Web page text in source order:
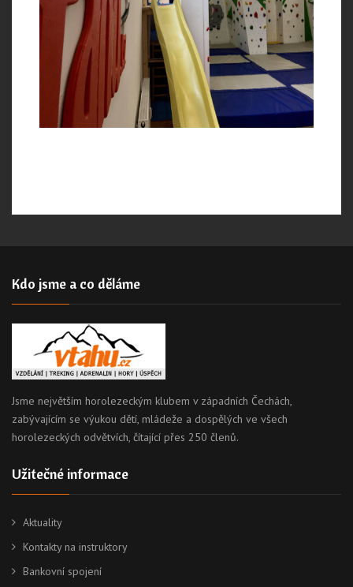
Kdo jsme a co děláme
Jsme největším horolezeckým klubem v západních Čechách,
zabývajícím se výukou dětí, mládeže a dospělých ve všech
horolezeckých odvětvích, čítající přes 250 členů.
Užitečné informace
Aktuality
Kontakty na instruktory
Bankovní spojení